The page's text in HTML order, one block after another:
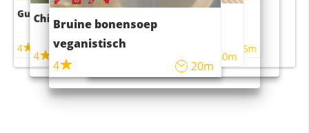
Guacamole
4
Chili con carne
4 45m
Bruine bonensoep
veganistisch
4
20m
Sushi rijstsalade
maaltijdsalade
40m
4 55m